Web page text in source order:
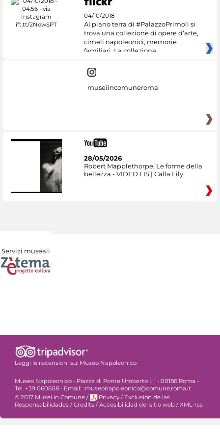
04/10/2018
Al piano terra di #PalazzoPrimoli si
trova una collezione di opere d’arte,
cimeli napoleonici, memorie
familiari. La collezione
museiincomuneroma
28/05/2026
Robert Mapplethorpe. Le forme della
bellezza - VIDEO LIS | Calla Lily
Servizi museali
Leggi le recensioni su: Museo Napoleonico
Museo Napoleonico - Piazza di Ponte Umberto I, 1 - 00186 Roma -
Tel. +39 060608 - Email: : museonapoleonico@comune.roma.it
© 2017 Musei in Comune / Privacy / Exclusiòn de las
Responsabilidades /Credits /Accesibilidad del sitio web /XML-rss